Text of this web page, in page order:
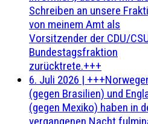
Schreiben an unsere
von meinem Amt als
Vorsitzender der CDU/
Bundestagsfraktion
zurücktrete.+++
6. Juli 2026 |
(gegen Brasilien) und
(gegen Mexiko) haben in